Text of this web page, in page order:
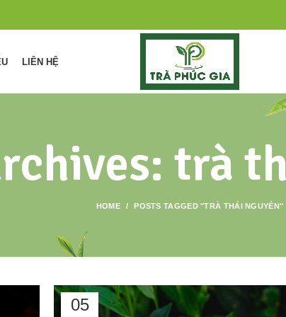
LIÊN HỆ
trà
HOME POSTS TAGGED "TRÀ THÁI NGUYÊN"
05